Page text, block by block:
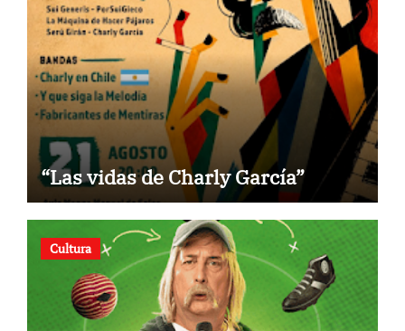
“Las vidas de Charly García”
Cultura